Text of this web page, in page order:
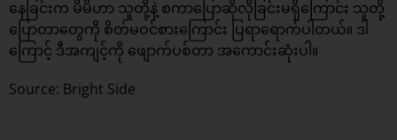
နေခြင်းက မိမိဟာ သူတို့နဲ့ စကာပြောဆိုလိုခြင်းမရှိကြောင်း သူတို့
ပြောတာတွေကို စိတ်မဝင်စားကြောင်း ပြရာရောက်ပါတယ်။ ဒါ
ကြောင့် ဒီအကျင့်ကို ဖျောက်ပစ်တာ အကောင်းဆုံးပါ။
Source: Bright Side